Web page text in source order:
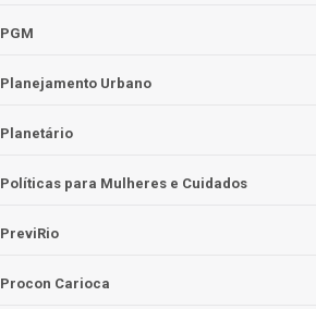
PGM
Planejamento Urbano
Planetário
Políticas para Mulheres e Cuidados
PreviRio
Procon Carioca